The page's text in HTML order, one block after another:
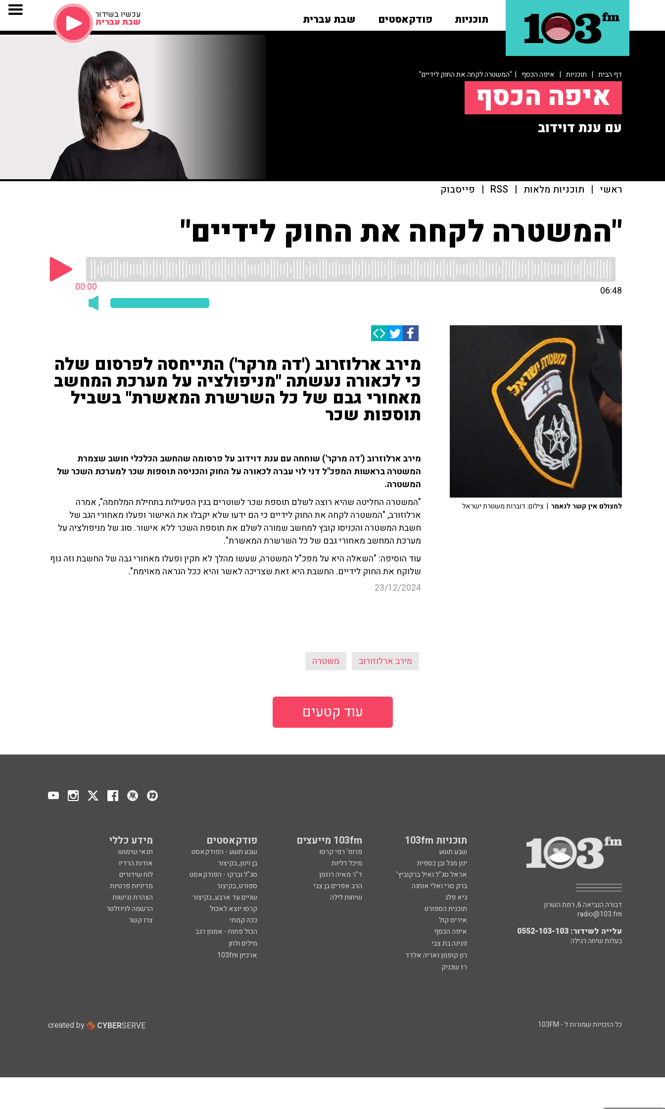
תוכניות פודקאסטים שבת עברית עכשיו בשידור
שבת עברית
דף הבית | תוכניות | איפה הכסף | "המשטרה לקחה את החוק לידיים"
איפה הכסף
עם ענת דוידוב
ראשי | תוכניות מלאות |
RSS
| פייסבוק
"המשטרה לקחה את החוק לידיים"
00:00 06:48
מירב ארלוזרוב ('דה מרקר') התייחסה לפרסום שלה
כי לכאורה נעשתה "מניפולציה על מערכת המחשב
מאחורי גבם של כל השרשרת המאשרת" בשביל
תוספות שכר
מירב ארלוזרוב ('דה מרקר') שוחחה עם ענת דוידוב על פרסומה שהחשב הכלכלי חושב שצמרת
המשטרה בראשות המפכ"ל דני לוי עברה לכאורה על החוק והכניסה תוספות שכר למערכת השכר של
המשטרה.
"המשטרה החליטה שהיא רוצה לשלם תוספת שכר לשוטרים בגין הפעילות בתחילת המלחמה", אמרה
ארלוזורב, "המשטרה לקחה את החוק לידיים כי הם ידעו שלא יקבלו את האישור ופעלו מאחורי הגב של
חשבת המשטרה והכניסו קובץ למחשב שמורה לשלם את תוספת השכר ללא אישור. סוג של מניפולציה על
מערכת המחשב מאחורי גבם של כל השרשרת המאשרת".
עוד הוסיפה: "השאלה היא על מפכ"ל המשטרה, שעשו מהלך לא תקין ופעלו מאחורי גבה של החשבת וזה גוף
שלוקח את החוק לידיים. החשבת היא זאת שצריכה לאשר והיא ככל הנראה מאוימת".
23/12/2024
מירב ארלוזורוב משטרה
למצולם אין קשר לנאמר | צילום: דוברות משטרת ישראל
עוד קטעים
תוכניות 103fm 103fm מייעצים פודקאסטים מידע כללי
שבע תשע פרופ' רפי קרסו שבע תשע - הפודקאסט
תנאי שימוש
ינון מגל ובן כספית
מיכל דליות בן וינון, בקיצור
אודות הרדיו
אראל סג"ל ואיל ברקוביץ'
ד"ר מאיה רוזמן סג"ל וברקו - הפודקאסט
לוח שידורים
ברק סרי ואלי אוחנה
הרב אפרים בן צבי ספורט, בקיצור
מדיניות פרטיות
גיא פלג
שיחות לילה שניים עד ארבע, בקיצור
הצהרת נגישות
תוכנית הספורט
קרסו יוצא לאכול
הרשמה לניוזלטר
איריס קול
ככה קמתי
צרו קשר
איפה הכסף
הכול פתוח - אמנון רגב
פנינה בת צבי
מילים ולחן
רון קופמן ואריה אלדד
ארכיון 103fm
רז שכניק
דבורה הנביאה 6, רמת השרון
radio@103.fm
עלייה לשידור: 0552-103-103
בעלות שיחה רגילה
כל הזכויות שמורות ל - 103FM created by CYBERSERVE